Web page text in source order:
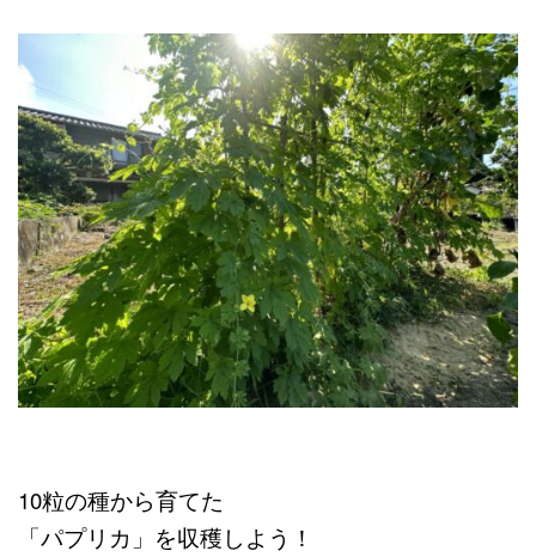
10粒の種から育てた
「パプリカ」を収穫しよう！